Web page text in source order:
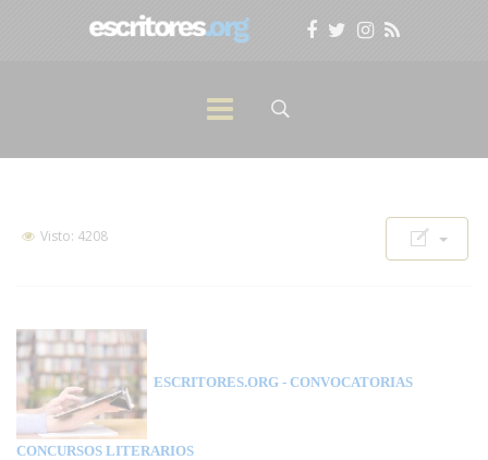
Visto: 4208
ESCRITORES.ORG - CONVOCATORIAS
CONCURSOS LITERARIOS